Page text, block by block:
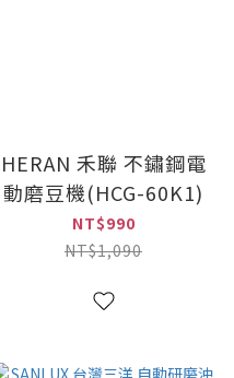
HERAN 禾聯 不鏽鋼電
動磨豆機(HCG-60K1)
NT$990
NT$1,090